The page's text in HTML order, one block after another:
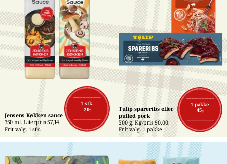
1 stk.
20,-
Jensens Køkken sauce
350 ml. Literpris 57,14.
Frit valg. 1 stk.
1 pakke
45,-
Tulip spareribs eller
pulled pork
500 g. Kg-pris 90,00.
Frit valg. 1 pakke